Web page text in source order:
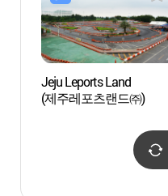
Jeju Leports Land
(제주레포츠랜드㈜)